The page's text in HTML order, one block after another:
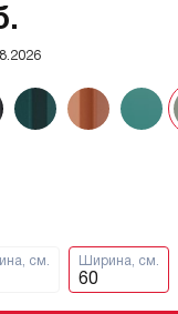
см. Ширина, см.
60